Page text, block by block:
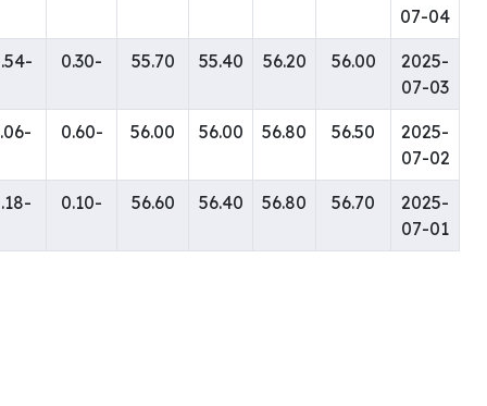
07-04
2025-
07-03
56.00
56.20
55.40
55.70
-0.30
-0.54
2025-
07-02
56.50
56.80
56.00
56.00
-0.60
-1.06
2025-
07-01
56.70
56.80
56.40
56.60
-0.10
-0.18